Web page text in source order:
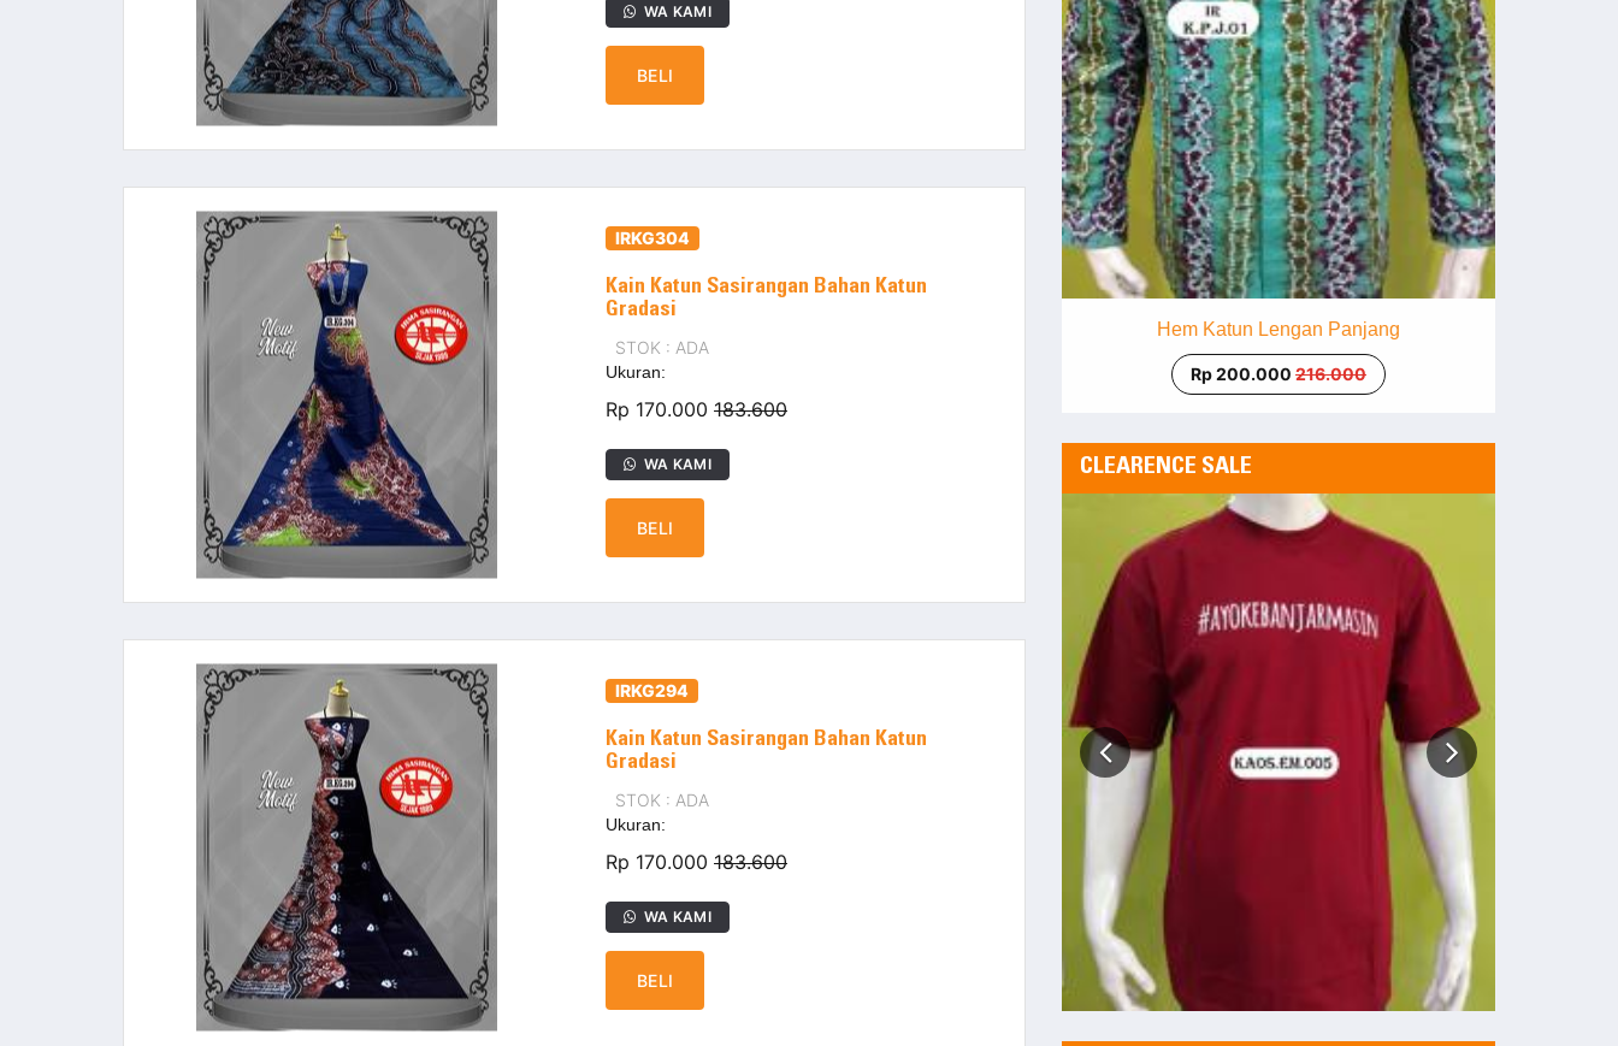
WA KAMI
BELI
IRKG304
Kain Katun Sasirangan Bahan Katun
Gradasi
STOK : ADA
Ukuran:
Rp 170.000 183.600
WA KAMI
BELI
IRKG294
Kain Katun Sasirangan Bahan Katun
Gradasi
STOK : ADA
Ukuran:
Rp 170.000 183.600
WA KAMI
BELI
Hem Katun Lengan Panjang
Hem Katun Lengan Panjang
Rp 200.000 216.000
CLEARENCE SALE